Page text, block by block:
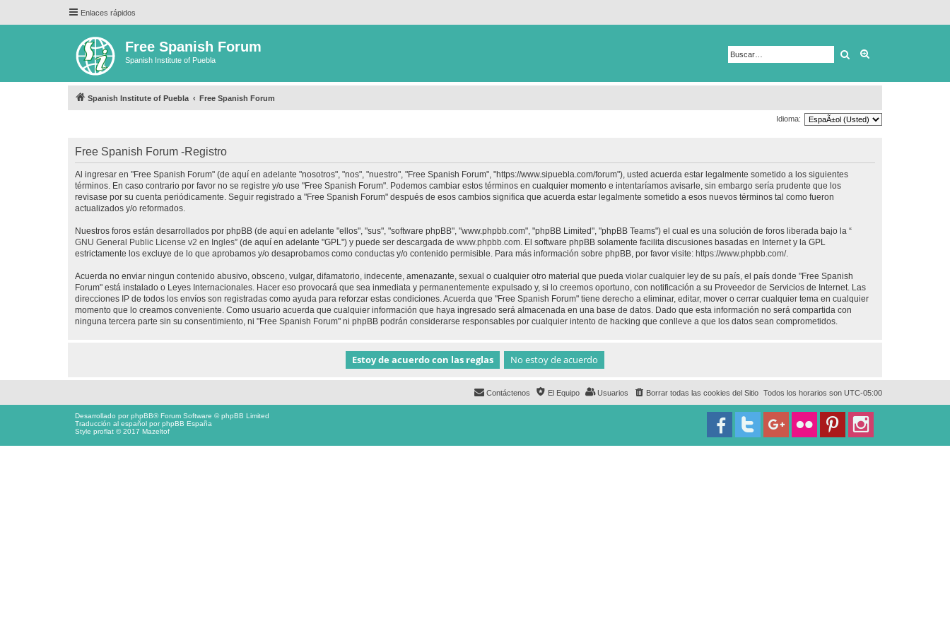
Enlaces rápidos
Free Spanish Forum
Spanish Institute of Puebla Buscar
Spanish Institute of Puebla Free Spanish Forum
Idioma:
Free Spanish Forum -Registro
Al ingresar en "Free Spanish Forum" (de aquí en adelante "nosotros", "nos", "nuestro", "Free Spanish Forum", "https://www.sipuebla.com/forum"), usted acuerda estar legalmente sometido a los siguientes
términos. En caso contrario por favor no se registre y/o use "Free Spanish Forum". Podemos cambiar estos términos en cualquier momento e intentaríamos avisarle, sin embargo sería prudente que los
revisase por su cuenta periódicamente. Seguir registrado a "Free Spanish Forum" después de esos cambios significa que acuerda estar legalmente sometido a esos nuevos términos tal como fueron
actualizados y/o reformados.
Nuestros foros están desarrollados por phpBB (de aquí en adelante "ellos", "sus", "software phpBB", "www.phpbb.com", "phpBB Limited", "phpBB Teams") el cual es una solución de foros liberada bajo la “
GNU General Public License v2 en Ingles” (de aquí en adelante "GPL") y puede ser descargada de www.phpbb.com . El software phpBB solamente facilita discusiones basadas en Internet y la GPL
estrictamente los excluye de lo que aprobamos y/o desaprobamos como conductas y/o contenido permisible. Para más información sobre phpBB, por favor visite: https://www.phpbb.com/.
Acuerda no enviar ningun contenido abusivo, obsceno, vulgar, difamatorio, indecente, amenazante, sexual o cualquier otro material que pueda violar cualquier ley de su país, el país donde "Free Spanish
Forum" está instalado o Leyes Internacionales. Hacer eso provocará que sea inmediata y permanentemente expulsado y, si lo creemos oportuno, con notificación a su Proveedor de Servicios de Internet. Las
direcciones IP de todos los envíos son registradas como ayuda para reforzar estas condiciones. Acuerda que "Free Spanish Forum" tiene derecho a eliminar, editar, mover o cerrar cualquier tema en cualquier
momento que lo creamos conveniente. Como usuario acuerda que cualquier información que haya ingresado será almacenada en una base de datos. Dado que esta información no será compartida con
ninguna tercera parte sin su consentimiento, ni "Free Spanish Forum" ni phpBB podrán considerarse responsables por cualquier intento de hacking que conlleve a que los datos sean comprometidos.
Todos los horarios son UTC-05:00
Borrar todas las cookies del Sitio
Usuarios
El Equipo
Contáctenos
Desarrollado porphpBB® Forum Software © phpBB Limited
Traducción al español porphpBB España
Style proflat © 2017 Mazeltof